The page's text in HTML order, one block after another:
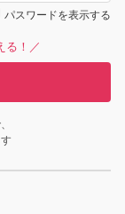
パスワードを表示する
る！／